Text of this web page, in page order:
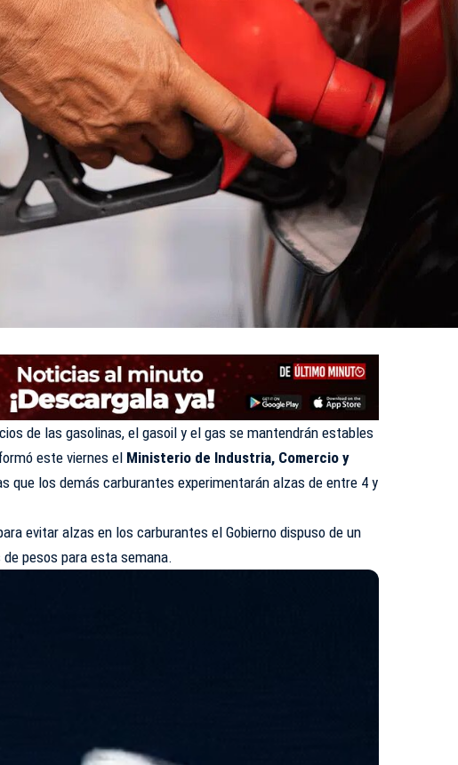
de las gasolinas, el gasoil y el gas se mantendrán estables
este viernes el Ministerio de Industria, Comercio y
que los demás carburantes experimentarán alzas de entre 4 y
evitar alzas en los carburantes el Gobierno dispuso de un
pesos para esta semana.